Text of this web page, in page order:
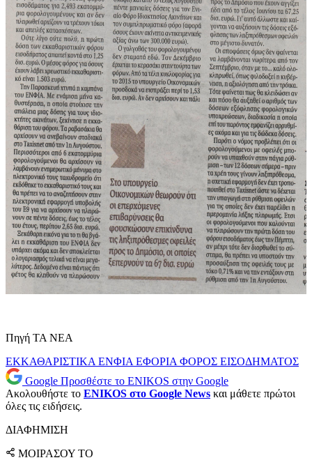
Πηγή ΤΑ ΝΕΑ
ΕΚΚΑΘΑΡΙΣΤΙΚΑΕΝΦΙΑΕΦΟΡΙΑΦΟΡΟΣ ΕΙΣΟΔΗΜΑΤΟΣ
Google Προσθέστε το ENIKOS στην Google
Ακολουθήστε το ENIKOS στο Google News και μάθετε πρώτοι
όλες τις ειδήσεις.
ΔΙΑΦΗΜΙΣΗ
ΜΟΙΡΑΣΟΥ ΤΟ